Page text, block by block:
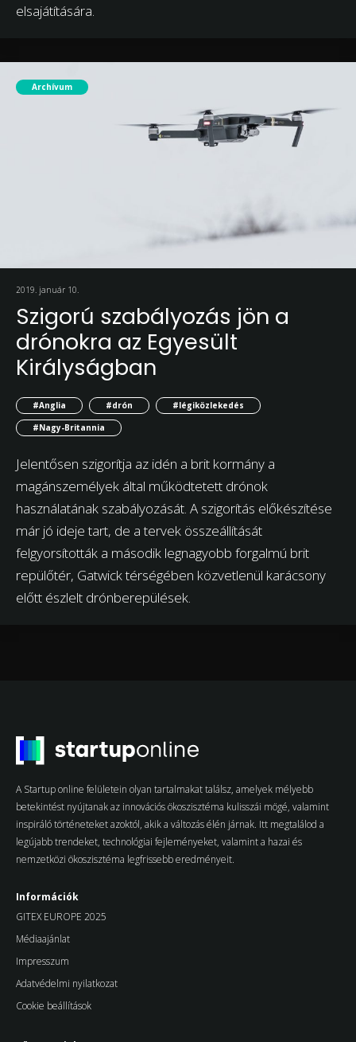
elsajátítására.
Archívum
2019. január 10.
Szigorú szabályozás jön a
drónokra az Egyesült
Királyságban
#Anglia #drón
#légiközlekedés
#Nagy-Britannia
Jelentősen szigorítja az idén a brit kormány a
magánszemélyek által működtetett drónok
használatának szabályozását. A szigorítás előkészítése
már jó ideje tart, de a tervek összeállítását
felgyorsították a második legnagyobb forgalmú brit
repülőtér, Gatwick térségében közvetlenül karácsony
előtt észlelt drónberepülések.
A Startup online felületein olyan tartalmakat találsz, amelyek mélyebb
betekintést nyújtanak az innovációs ökoszisztéma kulisszái mögé, valamint
inspiráló történeteket azoktól, akik a változás élén járnak. Itt megtalálod a
legújabb trendeket, technológiai fejleményeket, valamint a hazai és
nemzetközi ökoszisztéma legfrissebb eredményeit.
Információk
GITEX EUROPE 2025
Médiaajánlat
Impresszum
Adatvédelmi nyilatkozat
Cookie beállítások